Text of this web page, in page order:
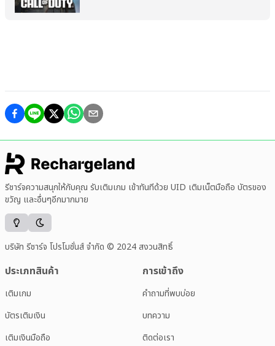
รีชาร์จความสนุกให้กับคุณ รับเติมเกม เข้าทันทีด้วย UID เติมเน็ตมือถือ บัตรของ
ขวัญ และอื่นๆอีกมากมาย
บริษัท รีชาร์จ โปรโมชั่นส์ จำกัด © 2024 สงวนสิทธิ์
ประเภทสินค้า
เติมเกม
บัตรเติมเงิน
เติมเงินมือถือ
การเข้าถึง
คำถามที่พบบ่อย
บทความ
ติดต่อเรา